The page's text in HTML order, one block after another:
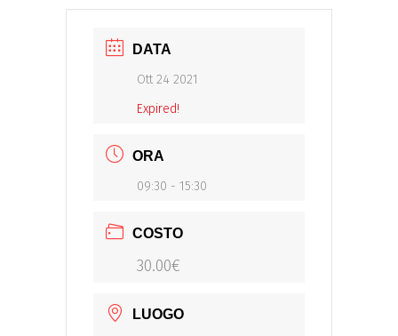
DATA
Ott 24 2021
Expired!
ORA
09:30 - 15:30
COSTO
30.00€
LUOGO